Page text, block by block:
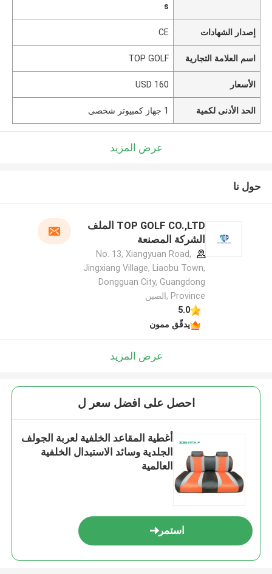
s
إصدار الشهادات CE
اسم العلامة التجارية TOP GOLF
الأسعار 160 USD
الحد الأدنى لكمية 1 جهاز كمبيوتر شخصى
عرض المزيد
حول نا
TOP GOLF CO.,LTD الملف
الشركة المصنعة
No. 13, Xiangyuan Road,
Jingxiang Village, Liaobu Town,
Dongguan City, Guangdong
Province ,الصين
5.0
يدقّق ممون
عرض المزيد
احصل على افضل سعر ل
أغطية المقاعد الخلفية لعربة الجولف
الجلدية وسائد الاستبدال الخلفية
العالمية
استمر